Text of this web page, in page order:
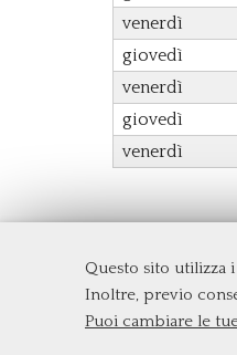
Questo sito utilizza
Inoltre, previo
Puoi cambiare le
venerdì
giovedì
venerdì
giovedì
venerdì
Dipartimento
Università
Via